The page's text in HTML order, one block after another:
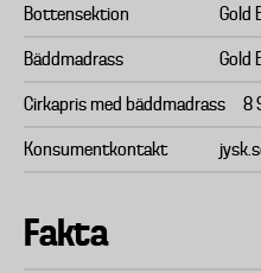
Bottensektion Gold
Bäddmadrass Gold
Cirkapris med bäddmadrass 8
Konsumentkontakt
Fakta